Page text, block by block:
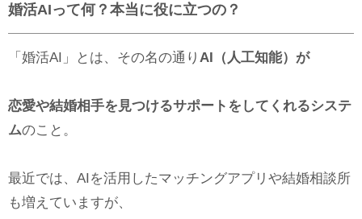
婚活AIって何？本当に役に立つの？
「婚活AI」とは、その名の通り AI（人工知能）が
恋愛や結婚相手を見つけるサポートをしてくれるシステ
ムのこと。
最近では、AIを活用したマッチングアプリや結婚相談所
も増えていますが、